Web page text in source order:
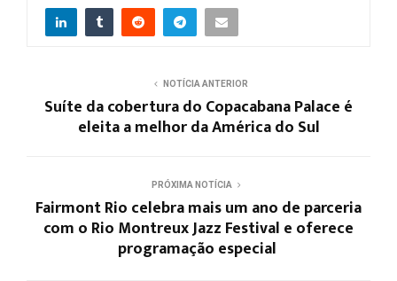
NOTÍCIA ANTERIOR
Suíte da cobertura do Copacabana Palace é
eleita a melhor da América do Sul
PRÓXIMA NOTÍCIA
Fairmont Rio celebra mais um ano de parceria
com o Rio Montreux Jazz Festival e oferece
programação especial